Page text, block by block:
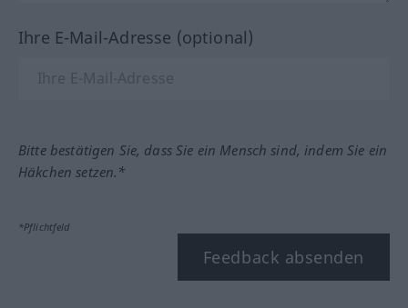
Ihre E-Mail-Adresse (optional)
Bitte bestätigen Sie, dass Sie ein Mensch sind, indem Sie ein
Häkchen setzen.*
*Pflichtfeld
Feedback absenden